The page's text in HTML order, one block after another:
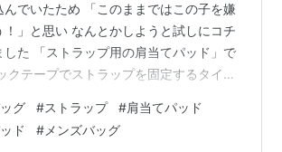
んでいたため 「このままではこの子を嫌
！」と思い なんとかしようと試しにコチ
した 「ストラップ用の肩当てパッド」で
クテープでストラップを固定するタイプ
ッド 厚みは1.5cmくらい 画像だと伝わ
カフカです カバンと比べると意外にゴ
グ #ストラップ #肩当てパッド
ド # メンズバッグ